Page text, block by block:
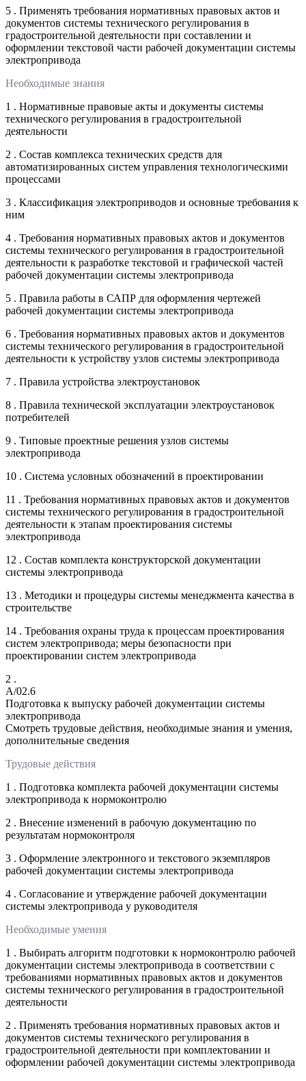
5 . Применять требования нормативных правовых актов и
документов системы технического регулирования в
градостроительной деятельности при составлении и
оформлении текстовой части рабочей документации системы
электропривода
Необходимые знания
1 . Нормативные правовые акты и документы системы
технического регулирования в градостроительной
деятельности
2 . Состав комплекса технических средств для
автоматизированных систем управления технологическими
процессами
3 . Классификация электроприводов и основные требования к
ним
4 . Требования нормативных правовых актов и документов
системы технического регулирования в градостроительной
деятельности к разработке текстовой и графической частей
рабочей документации системы электропривода
5 . Правила работы в САПР для оформления чертежей
рабочей документации системы электропривода
6 . Требования нормативных правовых актов и документов
системы технического регулирования в градостроительной
деятельности к устройству узлов системы электропривода
7 . Правила устройства электроустановок
8 . Правила технической эксплуатации электроустановок
потребителей
9 . Типовые проектные решения узлов системы
электропривода
10 . Система условных обозначений в проектировании
11 . Требования нормативных правовых актов и документов
системы технического регулирования в градостроительной
деятельности к этапам проектирования системы
электропривода
12 . Состав комплекта конструкторской документации
системы электропривода
13 . Методики и процедуры системы менеджмента качества в
строительстве
14 . Требования охраны труда к процессам проектирования
систем электропривода; меры безопасности при
проектировании систем электропривода
2 .
A/02.6
Подготовка к выпуску рабочей документации системы
электропривода
Смотреть трудовые действия, необходимые знания и умения,
дополнительные сведения
Трудовые действия
1 . Подготовка комплекта рабочей документации системы
электропривода к нормоконтролю
2 . Внесение изменений в рабочую документацию по
результатам нормоконтроля
3 . Оформление электронного и текстового экземпляров
рабочей документации системы электропривода
4 . Согласование и утверждение рабочей документации
системы электропривода у руководителя
Необходимые умения
1 . Выбирать алгоритм подготовки к нормоконтролю рабочей
документации системы электропривода в соответствии с
требованиями нормативных правовых актов и документов
системы технического регулирования в градостроительной
деятельности
2 . Применять требования нормативных правовых актов и
документов системы технического регулирования в
градостроительной деятельности при комплектовании и
оформлении рабочей документации системы электропривода